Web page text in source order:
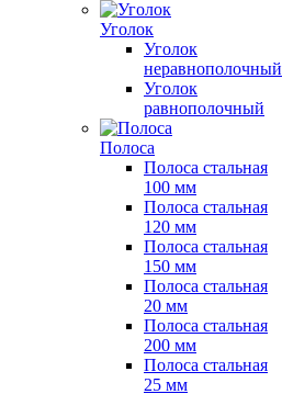
Уголок
Уголок
неравнополочный
Уголок
равнополочный
Полоса
Полоса стальная
100 мм
Полоса стальная
120 мм
Полоса стальная
150 мм
Полоса стальная
20 мм
Полоса стальная
200 мм
Полоса стальная
25 мм